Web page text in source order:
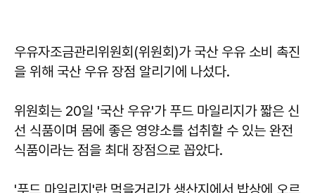
우유자조금관리위원회(위원회)가 국산 우유 소비 촉진
을 위해 국산 우유 장점 알리기에 나섰다.
위원회는 20일 '국산 우유'가 푸드 마일리지가 짧은 신
선 식품이며 몸에 좋은 영양소를 섭취할 수 있는 완전
식품이라는 점을 최대 장점으로 꼽았다.
'푸드 마일리지'란 먹을거리가 생산지에서 밥상에 오르